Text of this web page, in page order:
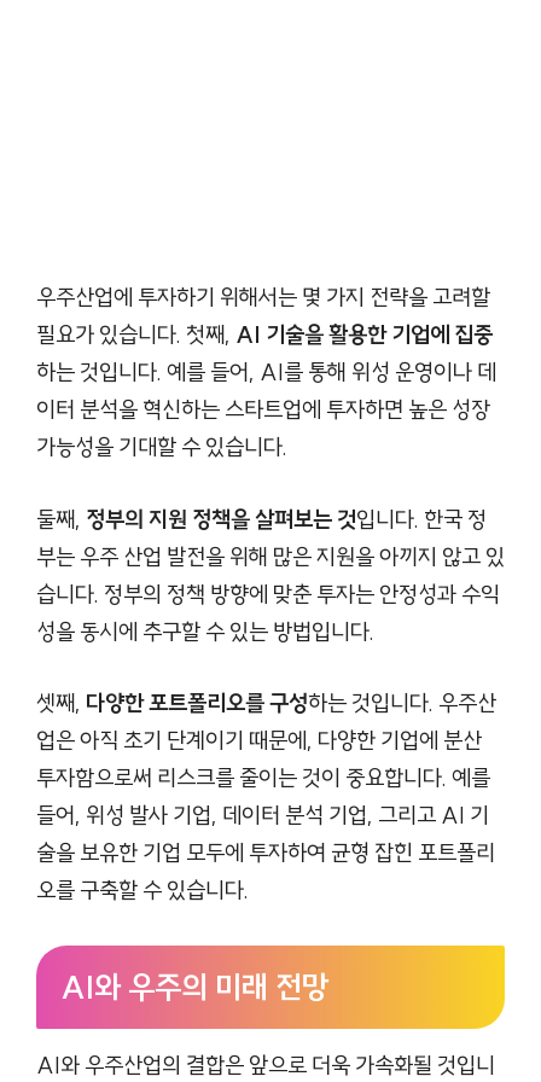
우주산업에 투자하기 위해서는 몇 가지 전략을 고려할
필요가 있습니다. 첫째, AI 기술을 활용한 기업에 집중
하는 것입니다. 예를 들어, AI를 통해 위성 운영이나 데
이터 분석을 혁신하는 스타트업에 투자하면 높은 성장
가능성을 기대할 수 있습니다.
둘째, 정부의 지원 정책을 살펴보는 것입니다. 한국 정
부는 우주 산업 발전을 위해 많은 지원을 아끼지 않고 있
습니다. 정부의 정책 방향에 맞춘 투자는 안정성과 수익
성을 동시에 추구할 수 있는 방법입니다.
셋째, 다양한 포트폴리오를 구성하는 것입니다. 우주산
업은 아직 초기 단계이기 때문에, 다양한 기업에 분산
투자함으로써 리스크를 줄이는 것이 중요합니다. 예를
들어, 위성 발사 기업, 데이터 분석 기업, 그리고 AI 기
술을 보유한 기업 모두에 투자하여 균형 잡힌 포트폴리
오를 구축할 수 있습니다.
AI와 우주의 미래 전망
AI와 우주산업의 결합은 앞으로 더욱 가속화될 것입니